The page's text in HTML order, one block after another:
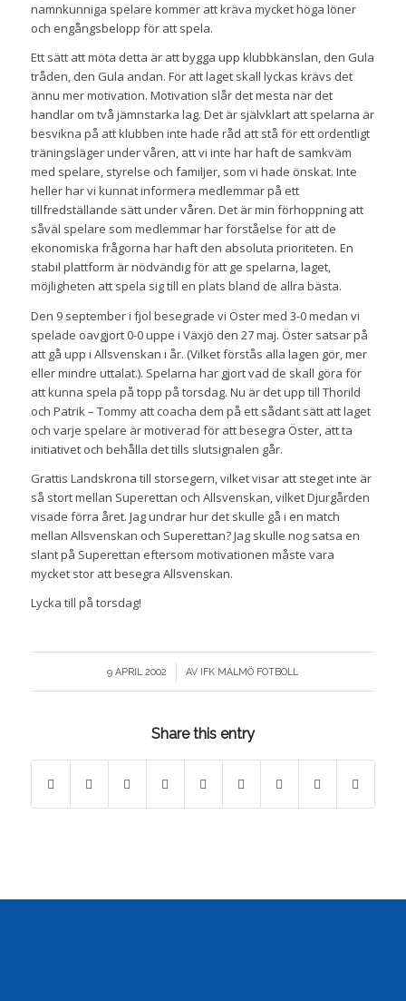
namnkunniga spelare kommer att kräva mycket höga löner
och engångsbelopp för att spela.
Ett sätt att möta detta är att bygga upp klubbkänslan, den Gula
tråden, den Gula andan. För att laget skall lyckas krävs det
ännu mer motivation. Motivation slår det mesta när det
handlar om två jämnstarka lag. Det är självklart att spelarna är
besvikna på att klubben inte hade råd att stå för ett ordentligt
träningsläger under våren, att vi inte har haft de samkväm
med spelare, styrelse och familjer, som vi hade önskat. Inte
heller har vi kunnat informera medlemmar på ett
tillfredställande sätt under våren. Det är min förhoppning att
såväl spelare som medlemmar har förståelse för att de
ekonomiska frågorna har haft den absoluta prioriteten. En
stabil plattform är nödvändig för att ge spelarna, laget,
möjligheten att spela sig till en plats bland de allra bästa.
Den 9 september i fjol besegrade vi Öster med 3-0 medan vi
spelade oavgjort 0-0 uppe i Växjö den 27 maj. Öster satsar på
att gå upp i Allsvenskan i år. (Vilket förstås alla lagen gör, mer
eller mindre uttalat.). Spelarna har gjort vad de skall göra för
att kunna spela på topp på torsdag. Nu är det upp till Thorild
och Patrik – Tommy att coacha dem på ett sådant sätt att laget
och varje spelare är motiverad för att besegra Öster, att ta
initiativet och behålla det tills slutsignalen går.
Grattis Landskrona till storsegern, vilket visar att steget inte är
så stort mellan Superettan och Allsvenskan, vilket Djurgården
visade förra året. Jag undrar hur det skulle gå i en match
mellan Allsvenskan och Superettan? Jag skulle nog satsa en
slant på Superettan eftersom motivationen måste vara
mycket stor att besegra Allsvenskan.
Lycka till på torsdag!
9 APRIL 2002
/ AV IFK MALMÖ FOTBOLL
Share this entry